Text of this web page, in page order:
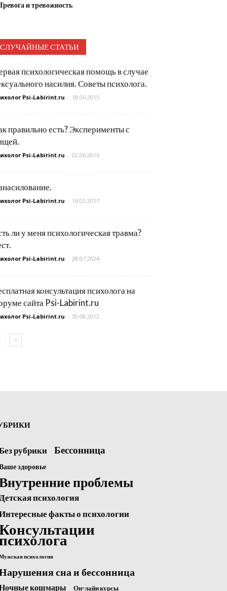
и тревожность
СЛУЧАЙНЫЕ СТАТЬИ
психологическая помощь в случае
насилия. Советы психолога.
Psi-Labirint.ru - 18.06.2015
правильно есть? Эксперименты с
Psi-Labirint.ru - 02.06.2016
Psi-Labirint.ru - 16.03.2017
ли у меня психологическая травма?
Psi-Labirint.ru - 28.07.2024
консультация психолога на
сайта Psi-Labirint.ru
Psi-Labirint.ru - 30.08.2012
рубрики Бессонница
здоровье
проблемы
психология
факты о психологии
психология
сна и бессонница
кошмары Он-лайн курсы